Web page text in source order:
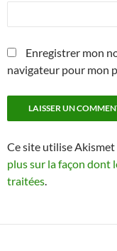
Enregistrer mon
navigateur pour mon
Ce site utilise
plus sur la façon dont
traitées.